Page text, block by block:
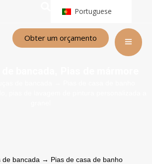
Portuguese
Obter um orçamento
de bancada → Pias de casa de banho